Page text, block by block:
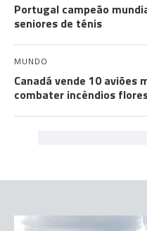
Portugal campeão
seniores de ténis
MUNDO
Canadá vende 10 aviões
combater incêndios